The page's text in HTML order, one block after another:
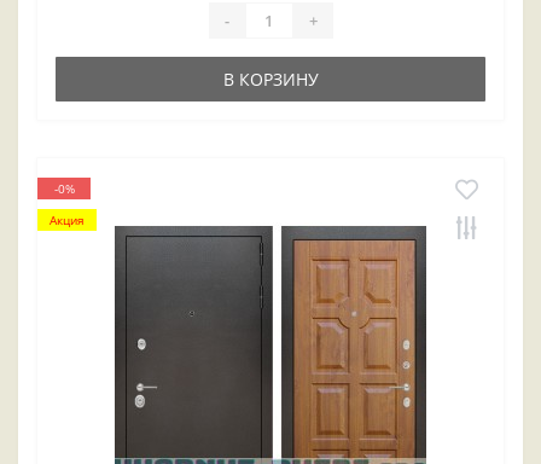
- +
В КОРЗИНУ
-0%
Акция